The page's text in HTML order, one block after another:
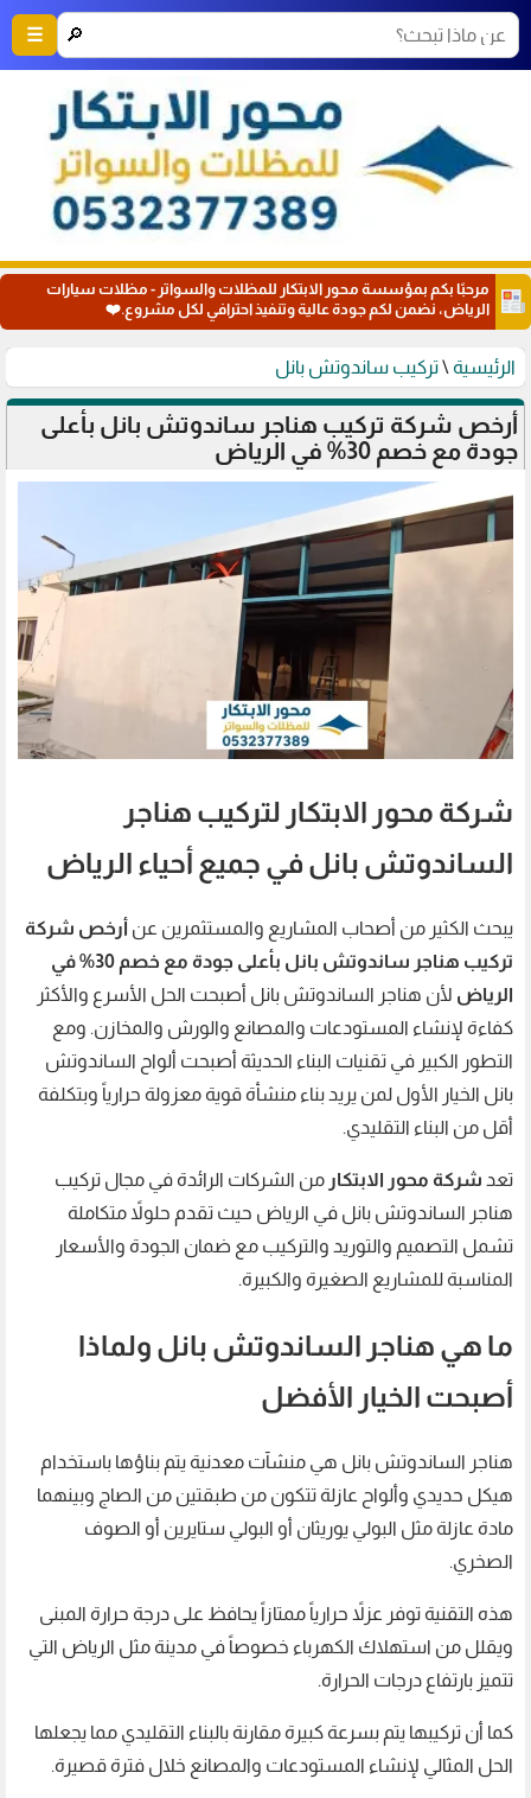
🔎
☰
مرحبًا بكم بمؤسسة محور الابتكار للمظلات والسواتر - مظلات سيارات
الرياض، نضمن لكم جودة عالية وتنفيذ احترافي لكل مشروع.❤️
الرئيسية \تركيب ساندوتش بانل
أرخص شركة تركيب هناجر ساندوتش بانل بأعلى
جودة مع خصم 30% في الرياض
شركة محور الابتكار لتركيب هناجر
الساندوتش بانل في جميع أحياء الرياض
يبحث الكثير من أصحاب المشاريع والمستثمرين عن أرخص شركة
تركيب هناجر ساندوتش بانل بأعلى جودة مع خصم 30% في
الرياض لأن هناجر الساندوتش بانل أصبحت الحل الأسرع والأكثر
كفاءة لإنشاء المستودعات والمصانع والورش والمخازن. ومع
التطور الكبير في تقنيات البناء الحديثة أصبحت ألواح الساندوتش
بانل الخيار الأول لمن يريد بناء منشأة قوية معزولة حرارياً وبتكلفة
أقل من البناء التقليدي.
تعد شركة محور الابتكار من الشركات الرائدة في مجال تركيب
هناجر الساندوتش بانل في الرياض حيث تقدم حلولاً متكاملة
تشمل التصميم والتوريد والتركيب مع ضمان الجودة والأسعار
المناسبة للمشاريع الصغيرة والكبيرة.
ما هي هناجر الساندوتش بانل ولماذا
أصبحت الخيار الأفضل
هناجر الساندوتش بانل هي منشآت معدنية يتم بناؤها باستخدام
هيكل حديدي وألواح عازلة تتكون من طبقتين من الصاج وبينهما
مادة عازلة مثل البولي يوريثان أو البولي ستايرين أو الصوف
الصخري.
هذه التقنية توفر عزلاً حرارياً ممتازاً يحافظ على درجة حرارة المبنى
ويقلل من استهلاك الكهرباء خصوصاً في مدينة مثل الرياض التي
تتميز بارتفاع درجات الحرارة.
كما أن تركيبها يتم بسرعة كبيرة مقارنة بالبناء التقليدي مما يجعلها
الحل المثالي لإنشاء المستودعات والمصانع خلال فترة قصيرة.